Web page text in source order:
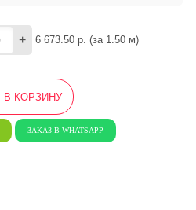
+ 6 673.50 р. (за 1.50 м)
В КОРЗИНУ
ЗАКАЗ В WHATSAPP